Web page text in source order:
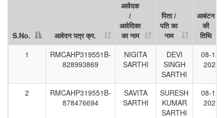
S.No. आवेदन पत्र क्र.
आवेदक
/
आवेदिका
का नाम
पिता /
पति का
नाम
आबंटन
की
तिथि
S.No.
आवेदन पत्र क्र.
आवेदक
/
आवेदिका
पिता /
पति का
नाम
आबंटन
की
तिथि
1
RMCAHP319551B-
828993869
NIGITA
SARTHI
DEVI
SINGH
SARTHI
08-12-
2023
2
RMCAHP319551B-
878476694
SAVITA
SARTHI
SURESH
KUMAR
SARTHI
08-12-
2023